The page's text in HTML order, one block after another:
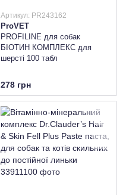
Артикул: PR243162
ProVET
PROFILINE для собак
БІОТИН КОМПЛЕКС для
шерсті 100 табл
278 грн